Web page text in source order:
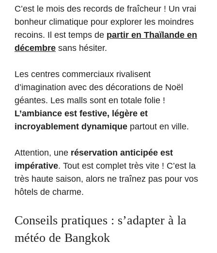
C’est le mois des records de fraîcheur ! Un vrai
bonheur climatique pour explorer les moindres
recoins. Il est temps de partir en Thaïlande en
décembre sans hésiter.
Les centres commerciaux rivalisent
d’imagination avec des décorations de Noël
géantes. Les malls sont en totale folie !
L’ambiance est festive, légère et
incroyablement dynamique partout en ville.
Attention, une réservation anticipée est
impérative. Tout est complet très vite ! C’est la
très haute saison, alors ne traînez pas pour vos
hôtels de charme.
Conseils pratiques : s’adapter à la
météo de Bangkok